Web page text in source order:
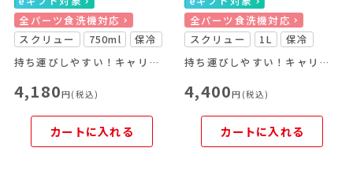
全パーツ食洗機対応
スクリュー
750ml
保冷
持ち運びしやすい！キャリーループ付きのスポーツボトル
4,180円(税込)
カートに入れる
全パーツ食洗機対応
スクリュー
1L
保冷
持ち運びしやすい！キャリーループ付きのスポーツボトル
4,400円(税込)
カートに入れる